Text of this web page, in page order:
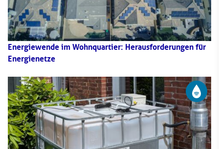
Energiewende im Wohnquartier: Herausforderungen für
Energienetze